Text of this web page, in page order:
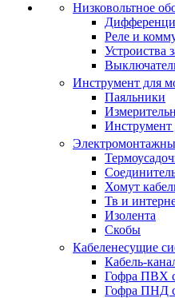
Низковольтное
Реле и
Устроиства
Инструмент для
Паяльники
Инструмент
Хомут
Тв и
Изолента
Скобы
Кабеленесущие
Кабель-
Гофра ПВХ
Гофра ПНД